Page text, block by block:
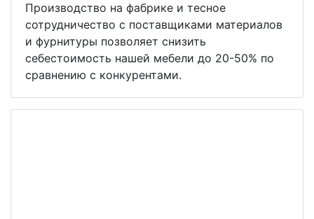
Производство на фабрике и тесное
сотрудничество с поставщиками материалов
и фурнитуры позволяет снизить
себестоимость нашей мебели до 20-50% по
сравнению с конкурентами.